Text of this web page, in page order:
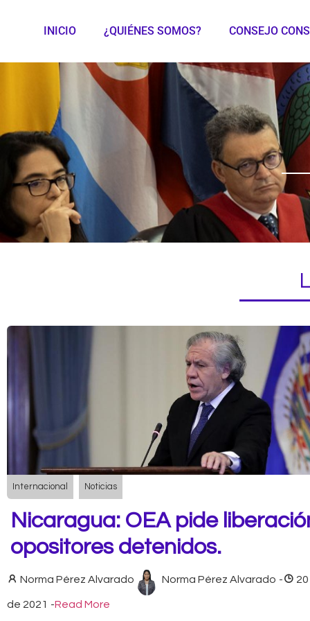
INICIO ¿QUIÉNES SOMOS? CONSEJO
Internacional Noticias
Nicaragua: OEA pide
opositores detenidos.
Norma Pérez Alvarado Norma Pérez Alvarado -
de 2021 -Read More